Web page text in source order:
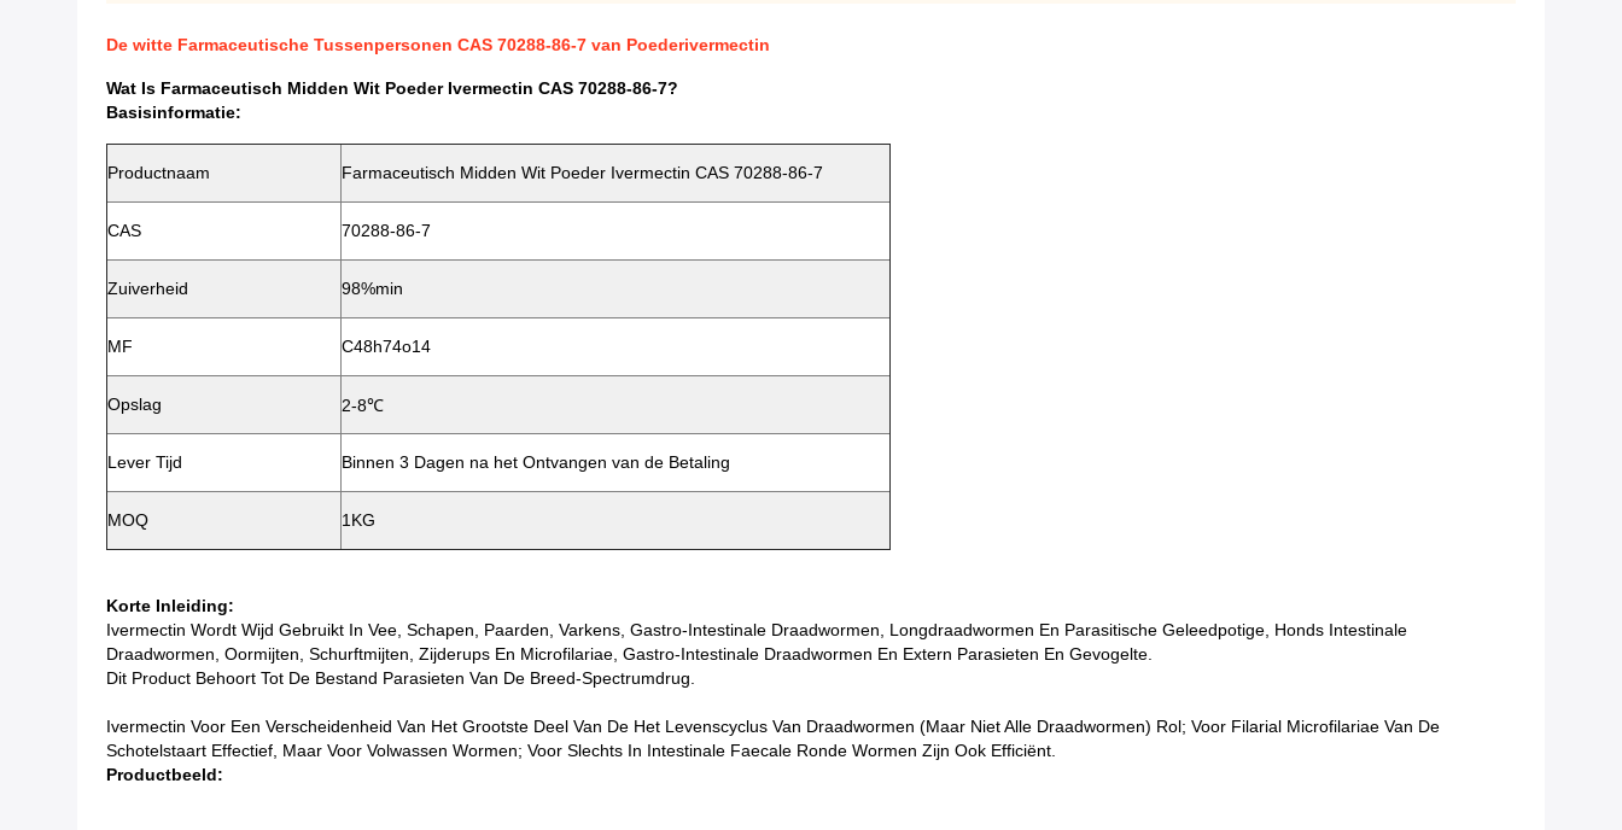
De witte Farmaceutische Tussenpersonen CAS 70288-86-7 van Poederivermectin
Wat Is Farmaceutisch Midden Wit Poeder Ivermectin CAS 70288-86-7?
Basisinformatie:
Productnaam Farmaceutisch Midden Wit Poeder Ivermectin CAS 70288-86-7
CAS 70288-86-7
Zuiverheid 98%min
MF C48h74o14
Opslag 2-8℃
Lever Tijd Binnen 3 Dagen na het Ontvangen van de Betaling
MOQ 1KG
Korte Inleiding:
Ivermectin Wordt Wijd Gebruikt In Vee, Schapen, Paarden, Varkens, Gastro-Intestinale Draadwormen, Longdraadwormen En Parasitische Geleedpotige, Honds Intestinale
Draadwormen, Oormijten, Schurftmijten, Zijderups En Microfilariae, Gastro-Intestinale Draadwormen En Extern Parasieten En Gevogelte.
Dit Product Behoort Tot De Bestand Parasieten Van De Breed-Spectrumdrug.
Ivermectin Voor Een Verscheidenheid Van Het Grootste Deel Van De Het Levenscyclus Van Draadwormen (maar Niet Alle Draadwormen) Rol; Voor Filarial Microfilariae Van De
Schotelstaart Effectief, Maar Voor Volwassen Wormen; Voor Slechts In Intestinale Faecale Ronde Wormen Zijn Ook Efficiënt.
Productbeeld: